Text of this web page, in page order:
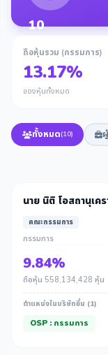
10
ถือหุ้นรวม (กรรมการ)
13.17%
ของหุ้นทั้งหมด
ทั้งหมด(10)
นาย นิติ โอสถานุเคร
คณะกรรมการ
กรรมการ
9.84%
ถือหุ้น 558,134,428 หุ้น
ตำแหน่งในบริษัทอื่น (1)
OSP : กรรมการ